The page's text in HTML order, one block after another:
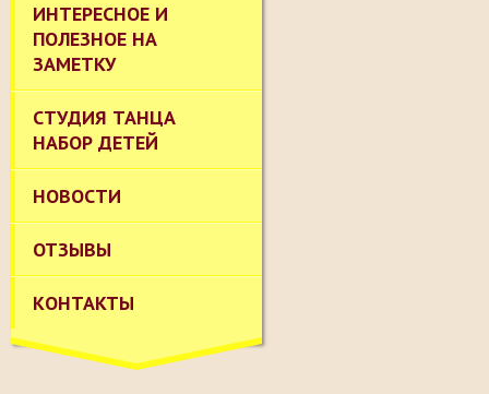
ИНТЕРЕСНОЕ И
ПОЛЕЗНОЕ НА
ЗАМЕТКУ
СТУДИЯ ТАНЦА
НАБОР ДЕТЕЙ
НОВОСТИ
ОТЗЫВЫ
КОНТАКТЫ